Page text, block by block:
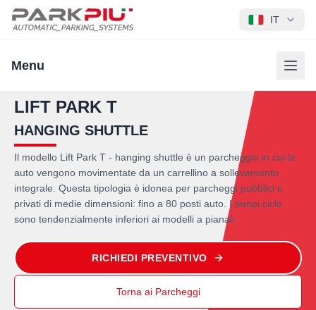
IT
Menu
LIFT PARK T
HANGING SHUTTLE
Il modello Lift Park T - hanging shuttle è un parcheggio in cui le
auto vengono movimentate da un carrellino a sollevamento
integrale. Questa tipologia è idonea per parcheggi pubblici e
privati di medie dimensioni: fino a 80 posti auto. I tempi ciclo
sono tendenzialmente inferiori ai modelli a pianali.
RICHIEDI PREVENTIVO
Torna ai Parcheggi